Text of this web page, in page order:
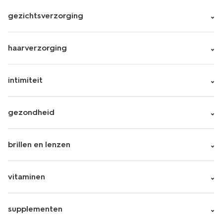
gezichtsverzorging
haarverzorging
intimiteit
gezondheid
brillen en lenzen
vitaminen
supplementen